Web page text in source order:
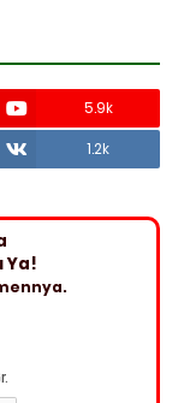
5.9k
1.2k
Ya!